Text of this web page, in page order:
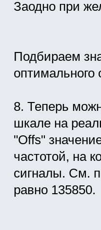
Заодно при
Подбираем
оптимального
8. Теперь
шкале на
"Offs"
частотой, на
сигналы. См.
равно 135850.